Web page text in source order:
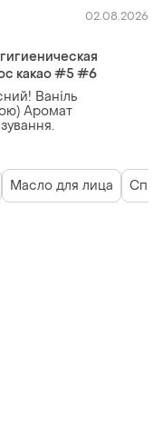
02.08.2026
какао #5 #6
Ваніль
Аромат
Масло для лица